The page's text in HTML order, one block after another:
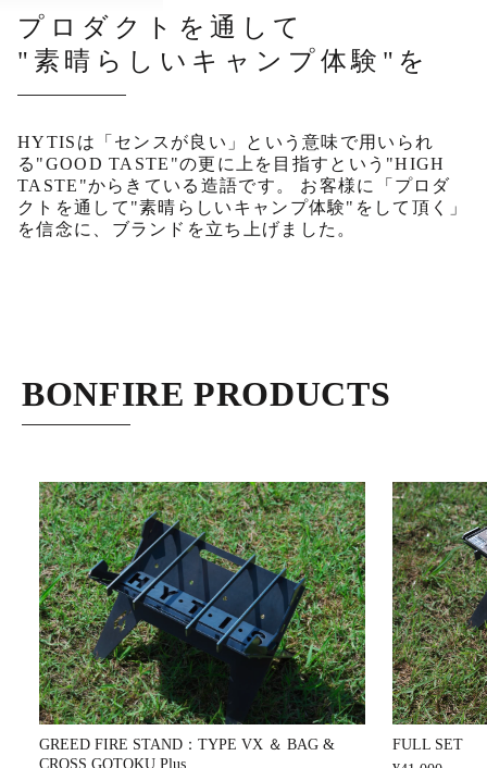
プロダクトを通して
"素晴らしいキャンプ体験"を
HYTISは「センスが良い」という意味で用いられ
る"GOOD TASTE"の更に上を目指すという"HIGH
TASTE"からきている造語です。 お客様に「プロダ
クトを通して"素晴らしいキャンプ体験"をして頂く」
を信念に、ブランドを立ち上げました。
BONFIRE PRODUCTS
GREED FIRE STAND：TYPE VX ＆ BAG &
CROSS GOTOKU Plus
FULL SET